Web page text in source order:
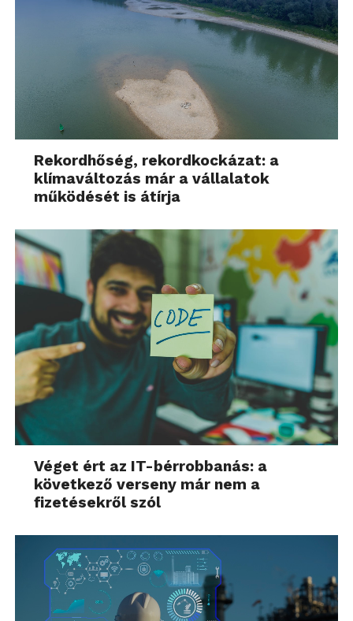
Rekordhőség, rekordkockázat: a
klímaváltozás már a vállalatok
működését is átírja
Véget ért az IT-bérrobbanás: a
következő verseny már nem a
fizetésekről szól